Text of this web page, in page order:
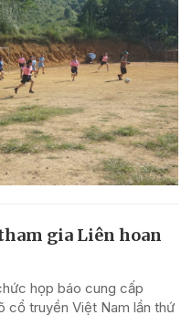
gia Liên hoan
họp báo cung cấp
cổ truyền Việt Nam lần thứ